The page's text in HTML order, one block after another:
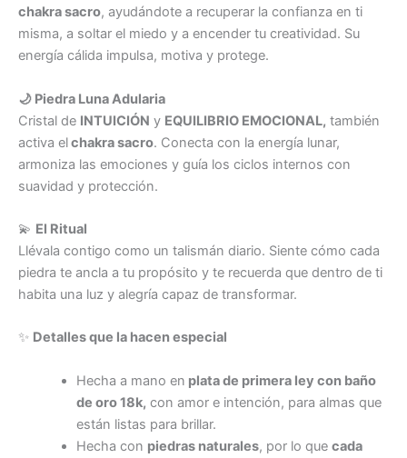
chakra sacro, ayudándote a recuperar la confianza en ti
misma, a soltar el miedo y a encender tu creatividad. Su
energía cálida impulsa, motiva y protege.
🌙 Piedra Luna Adularia
Cristal de INTUICIÓN y EQUILIBRIO EMOCIONAL, también
activa elchakra sacro. Conecta con la energía lunar,
armoniza las emociones y guía los ciclos internos con
suavidad y protección.
💫 El Ritual
Llévala contigo como un talismán diario. Siente cómo cada
piedra te ancla a tu propósito y te recuerda que dentro de ti
habita una luz y alegría capaz de transformar.
✨ Detalles que la hacen especial
Hecha a mano en plata de primera ley con baño
de oro 18k, con amor e intención, para almas que
están listas para brillar.
Hecha con piedras naturales, por lo que cada